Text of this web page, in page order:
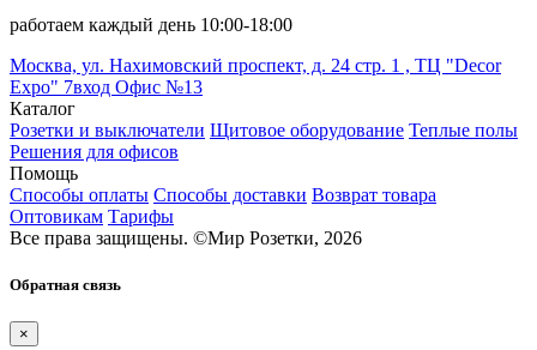
работаем каждый день 10:00-18:00
Москва, ул. Нахимовский проспект, д. 24 стр. 1 , ТЦ "Decor
Expo" 7вход Офис №13
Каталог
Розетки и выключатели Щитовое оборудование Теплые полы
Решения для офисов
Помощь
Способы оплаты Способы доставки Возврат товара
Оптовикам Тарифы
Все права защищены. ©Мир Розетки, 2026
Обратная связь
×